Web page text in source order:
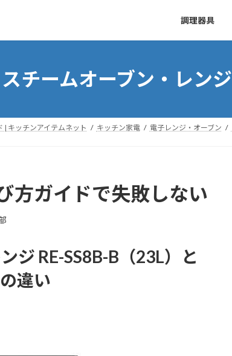
調理器具
スチームオーブン・レンジ
| キッチンアイテムネット キッチン家電 電子レンジ・オーブン
方ガイドで失敗しない
ジ RE-SS8B-B（23L）と
違い